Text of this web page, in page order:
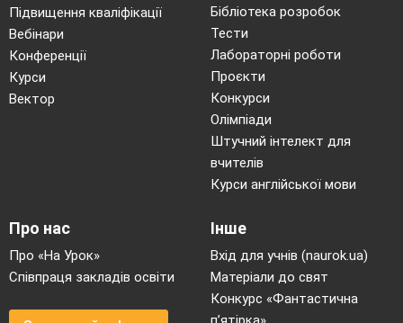
Підвищення кваліфікації
Вебінари
Конференції
Курси
Вектор
Бібліотека розробок
Тести
Лабораторні роботи
Проєкти
Конкурси
Олімпіади
Штучний інтелект для
вчителів
Курси англійської мови
Про нас
Про «На Урок»
Співпраця закладів освіти
Інше
Вхід для учнів (naurok.ua)
Матеріали до свят
Конкурс «Фантастична